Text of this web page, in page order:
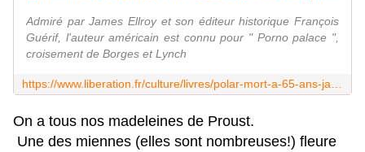
Admiré par James Ellroy et son éditeur historique François
Guérif, l'auteur américain est connu pour " Porno palace ",
croisement de Borges et Lynch
On a tous nos madeleines de Proust.
Une des miennes (elles sont nombreuses!) fleure